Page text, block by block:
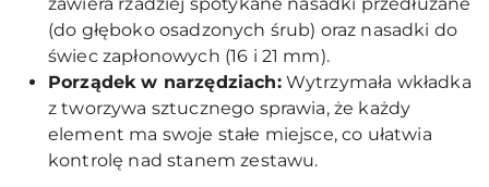
(do głęboko osadzonych śrub) oraz nasadki do
świec zapłonowych (16 i 21 mm).
Porządek w narzędziach:Wytrzymała wkładka
z tworzywa sztucznego sprawia, że każdy
element ma swoje stałe miejsce, co ułatwia
kontrolę nad stanem zestawu.